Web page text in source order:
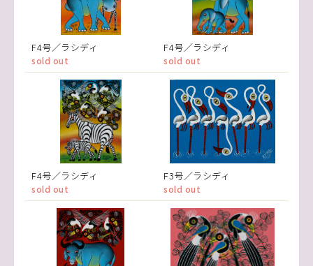
F4号／ラシディ
sold out
F4号／ラシディ
sold out
F4号／ラシディ
sold out
F3号／ラシディ
sold out